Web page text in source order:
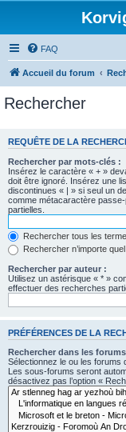
FAQ
Accueil du forum
Rechercher
REQUÊTE DE LA
Rechercher par mots-clés :
Insérez le caractère « + »
doit être ignoré. Insérez une
discontinues « | » si seul un
comme métacaractère
partielles.
Rechercher tous les
Rechercher n’importe
Rechercher par auteur :
Utilisez un astérisque « * »
effectuer des recherches
PRÉFÉRENCES DE LA
Rechercher dans les
Sélectionnez le ou les forums
Les sous-forums seront
désactivez pas l’option «